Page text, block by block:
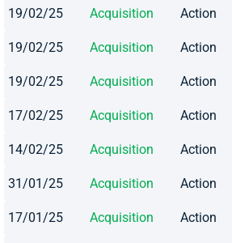
19/02/25 Acquisition Action
19/02/25 Acquisition Action
19/02/25 Acquisition Action
17/02/25 Acquisition Action
14/02/25 Acquisition Action
31/01/25 Acquisition Action
17/01/25 Acquisition Action